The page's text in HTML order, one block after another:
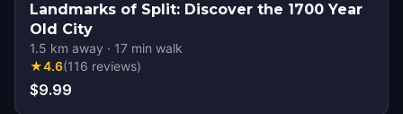
Landmarks of Split: Discover the 1700 Year
Old City
1.5 km away · 17 min walk
★4.6(116 reviews)
$9.99